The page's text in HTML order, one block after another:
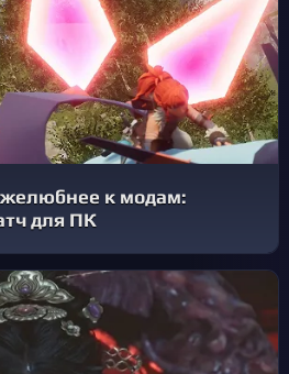
к модам:
для ПК